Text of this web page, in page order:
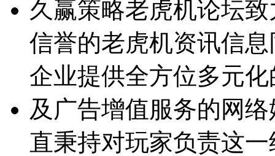
久赢策略老虎机论坛
信誉的老虎机资讯信
企业提供全方位多元
及广告增值服务的网
直秉持对玩家负责这